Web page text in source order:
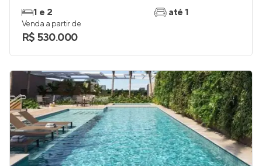
1 e 2
até 1
Venda a partir de
R$ 530.000